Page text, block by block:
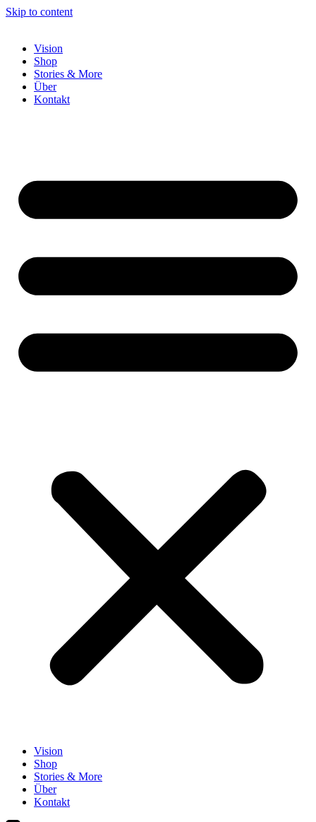
Skip to content
Vision
Shop
Stories & More
Über
Kontakt
Vision
Shop
Stories & More
Über
Kontakt